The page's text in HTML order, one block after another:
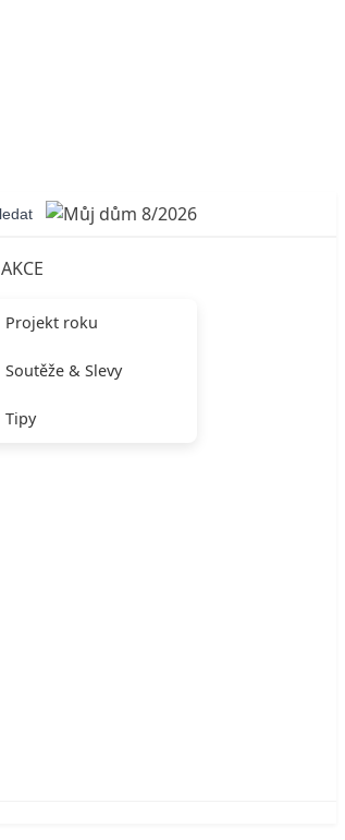
AKCE
Projekt roku
Soutěže & Slevy
Tipy